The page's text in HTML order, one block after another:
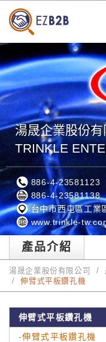
湯晟企業股份
TRINKLE
886-4-23581123
886-4-23581138
台中市西屯區工業
www.trinkle-
產品介紹
湯晟企業股份有限公司
伸臂式平板鑽孔機
伸臂式平板鑽孔機
-伸臂式平板鑽孔機